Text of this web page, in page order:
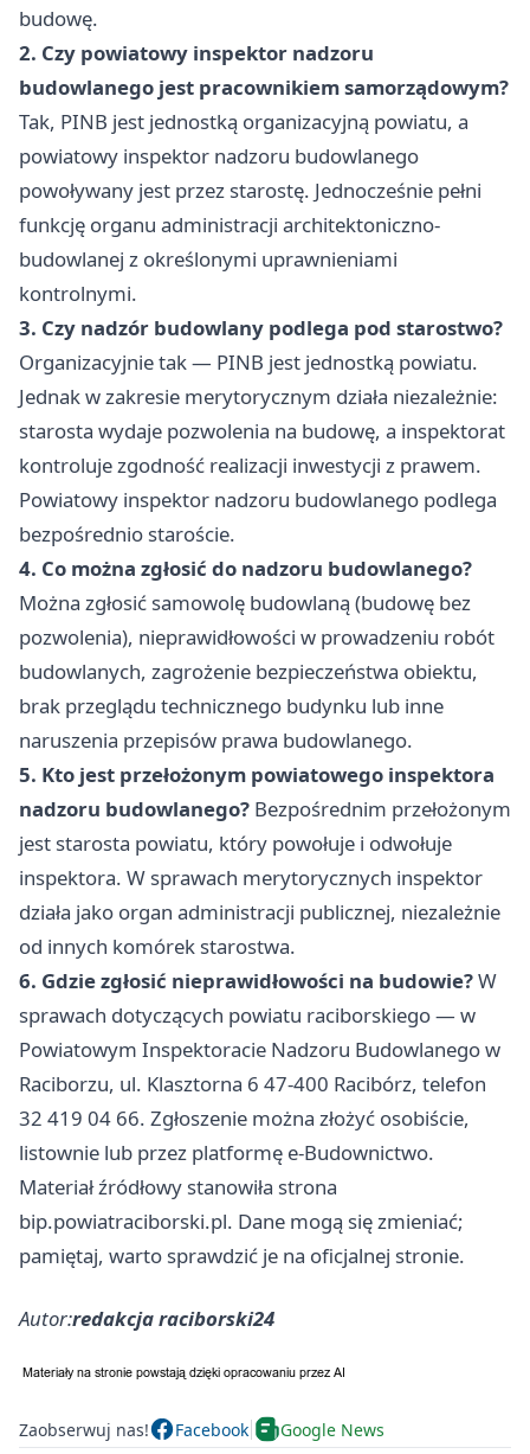
budowę.
2. Czy powiatowy inspektor nadzoru
budowlanego jest pracownikiem samorządowym?
Tak, PINB jest jednostką organizacyjną powiatu, a
powiatowy inspektor nadzoru budowlanego
powoływany jest przez starostę. Jednocześnie pełni
funkcję organu administracji architektoniczno-
budowlanej z określonymi uprawnieniami
kontrolnymi.
3. Czy nadzór budowlany podlega pod starostwo?
Organizacyjnie tak — PINB jest jednostką powiatu.
Jednak w zakresie merytorycznym działa niezależnie:
starosta wydaje pozwolenia na budowę, a inspektorat
kontroluje zgodność realizacji inwestycji z prawem.
Powiatowy inspektor nadzoru budowlanego podlega
bezpośrednio staroście.
4. Co można zgłosić do nadzoru budowlanego?
Można zgłosić samowolę budowlaną (budowę bez
pozwolenia), nieprawidłowości w prowadzeniu robót
budowlanych, zagrożenie bezpieczeństwa obiektu,
brak przeglądu technicznego budynku lub inne
naruszenia przepisów prawa budowlanego.
5. Kto jest przełożonym powiatowego inspektora
nadzoru budowlanego? Bezpośrednim przełożonym
jest starosta powiatu, który powołuje i odwołuje
inspektora. W sprawach merytorycznych inspektor
działa jako organ administracji publicznej, niezależnie
od innych komórek starostwa.
6. Gdzie zgłosić nieprawidłowości na budowie?W
sprawach dotyczących powiatu raciborskiego — w
Powiatowym Inspektoracie Nadzoru Budowlanego w
Raciborzu, ul. Klasztorna 6 47-400 Racibórz, telefon
32 419 04 66. Zgłoszenie można złożyć osobiście,
listownie lub przez platformę e-Budownictwo.
Materiał źródłowy stanowiła strona
bip.powiatraciborski.pl. Dane mogą się zmieniać;
pamiętaj, warto sprawdzić je na oficjalnej stronie.
Autor:redakcja raciborski24
Zaobserwuj nas! Facebook Google News